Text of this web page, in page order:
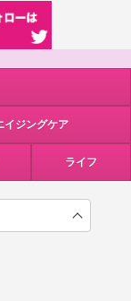
イジングケア
ライフ